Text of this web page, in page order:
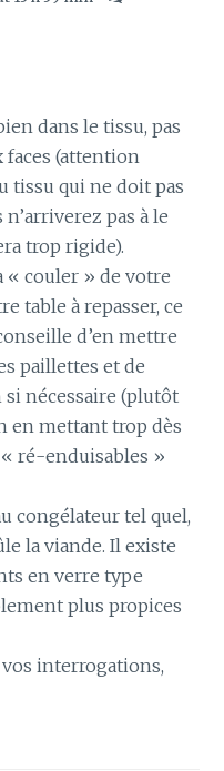
dans le tissu, pas
faces (attention
tissu qui ne doit pas
pas à le
trop rigide).
« couler » de votre
table à repasser, ce
d’en mettre
paillettes et de
nécessaire (plutôt
en mettant trop dès
ré-enduisables »
congélateur tel quel,
la viande. Il existe
en verre type
plus propices
interrogations,